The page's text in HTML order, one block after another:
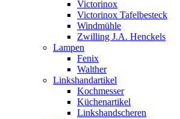
Victorinox
Victorinox Tafelbesteck
Windmühle
Zwilling J.A. Henckels
Lampen
Fenix
Walther
Linkshandartikel
Kochmesser
Küchenartikel
Linkshandscheren